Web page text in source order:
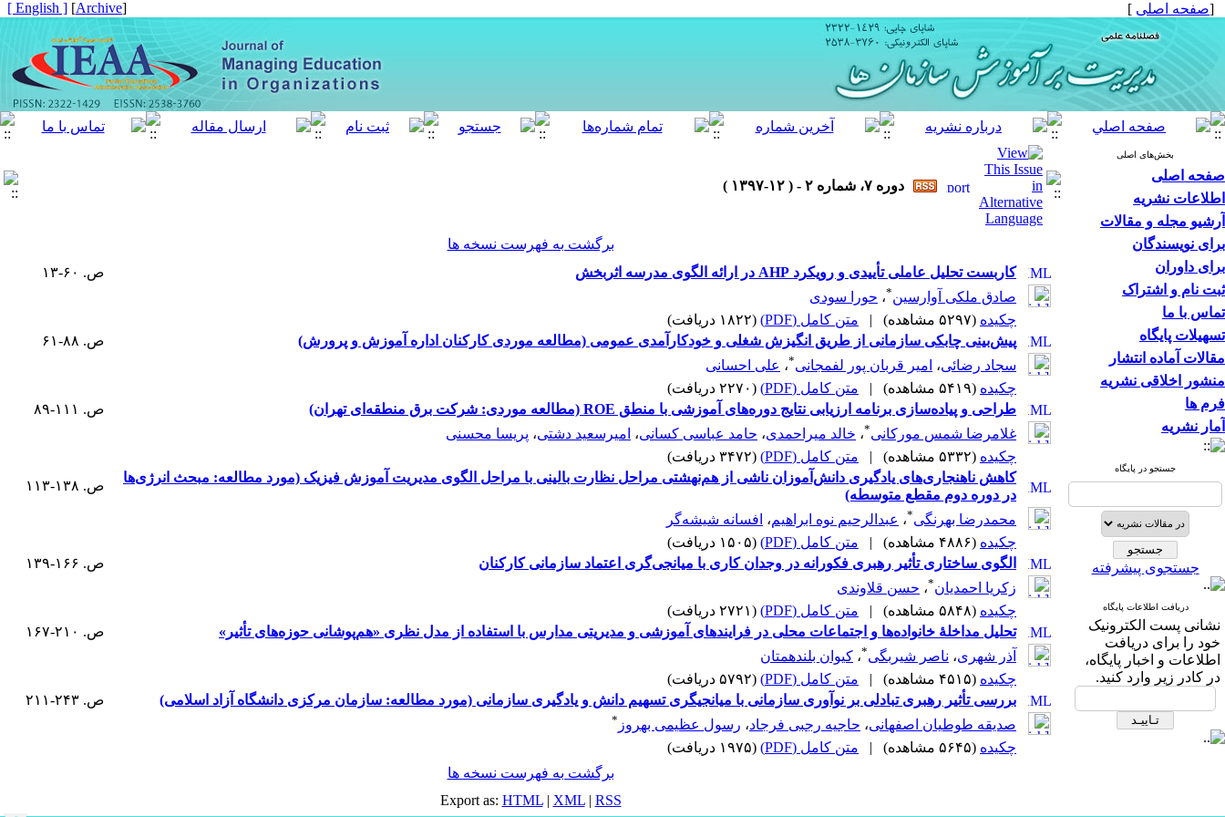
[صفحه اصلی ]
[
Archive
]
[ English ]
بخش‌های اصلی
صفحه اصلی
اطلاعات نشریه
آرشیو مجله و مقالات
برای نویسندگان
برای داوران
ثبت نام و اشتراک
تماس با ما
تسهیلات پایگاه
مقالات آماده انتشار
منشور اخلاقی نشریه
فرم ها
آمار نشریه
جستجو در پایگاه
جستجوی پیشرفته
دریافت اطلاعات پایگاه
نشانی پست الکترونیک
خود را برای دریافت
اطلاعات و اخبار پایگاه،
در کادر زیر وارد کنید.
دوره ۷، شماره ۲ - ( ۱۲-۱۳۹۷ )
برگشت به فهرست نسخه ها
کاربست تحلیل عاملی تأییدی و رویکرد AHP در ارائه الگوی مدرسه اثربخش
ص. ۶۰-۱۳
صادق ملکی آوارسین*، حورا سودی
چکیده (۵۲۹۷ مشاهده) | متن کامل (PDF)
(۱۸۲۲ دریافت)
پیش‌بینی چابکی سازمانی از طریق انگیزش شغلی‌ و خودکارآمدی عمومی (مطالعه موردی کارکنان اداره آموزش و پرورش)
ص. ۸۸-۶۱
سجاد رضائی، امیر قربان پور لفمجانی*، علی احسانی
چکیده (۵۴۱۹ مشاهده) | متن کامل (PDF)
(۲۲۷۰ دریافت)
طراحی و پیاده‌سازی برنامه ارزیابی نتایج دوره‌های‌ آموزشی با منطق ROE (مطالعه موردی: شرکت برق منطقه‌ای تهران)
ص. ۱۱۱-۸۹
غلامرضا شمس مورکانی*، خالد میراحمدی، حامد عباسی کسانی، امیرسعید دشتی، پریسا محسنی
چکیده (۵۳۳۲ مشاهده) | متن کامل (PDF)
(۳۴۷۲ دریافت)
کاهش ناهنجاری‌های یادگیری ‌دانش‌آموزان ناشی از هم‌نهشتی مراحل نظارت بالینی با مراحل الگوی مدیریت آموزش فیزیک (مورد مطالعه: مبحث انرژی‌ها
در دوره دوم مقطع متوسطه)
ص. ۱۳۸-۱۱۳
محمدرضا بهرنگی*، عبدالرحیم نوه ابراهیم، افسانه شیشه‌گر
چکیده (۴۸۸۶ مشاهده) | متن کامل (PDF)
(۱۵۰۵ دریافت)
الگوی ساختاری تأثیر رهبری فکورانه در وجدان کاری با میانجی‌گری اعتماد سازمانی کارکنان
ص. ۱۶۶-۱۳۹
زکریا احمدیان*، حسن قلاوندی
چکیده (۵۸۴۸ مشاهده) | متن کامل (PDF)
(۲۷۲۱ دریافت)
تحلیل مداخلۀ خانواده‌ها و اجتماعات محلی در فرایندهای آموزشی و مدیریتی مدارس با استفاده از مدل نظری «هم‌پوشانی حوزه‌های تأثیر»
ص. ۲۱۰-۱۶۷
آذر شهری، ناصر شیربگی*، کیوان بلندهمتان
چکیده (۴۵۱۵ مشاهده) | متن کامل (PDF)
(۵۷۹۲ دریافت)
بررسی تأثیر رهبری تبادلی بر نوآوری سازمانی با میانجیگری تسهیم دانش و یادگیری سازمانی (مورد مطالعه: سازمان مرکزی دانشگاه آزاد اسلامی)
ص. ۲۴۳-۲۱۱
صدیقه طوطیان اصفهانی، حاجیه رجبی فرجاد، رسول عظیمی بهروز *
چکیده (۵۶۴۵ مشاهده) | متن کامل (PDF)
(۱۹۷۵ دریافت)
برگشت به فهرست نسخه ها
Export as: HTML| XML| RSS